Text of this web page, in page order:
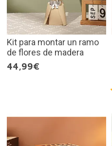
Kit para montar un ramo
de flores de madera
44,99€